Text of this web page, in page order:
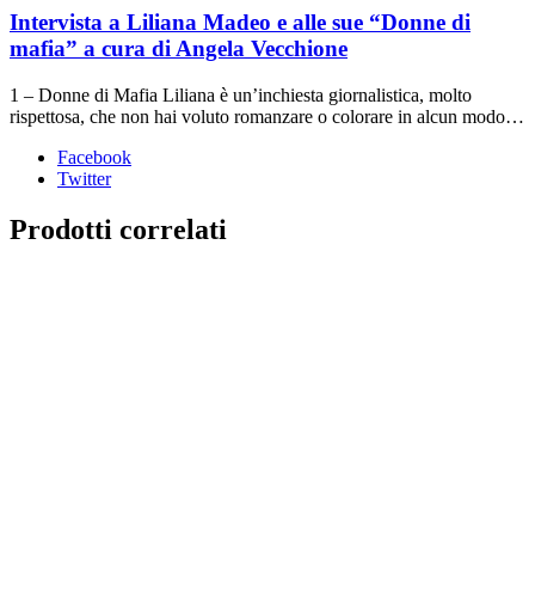
Intervista a Liliana Madeo e alle sue “Donne di
mafia” a cura di Angela Vecchione
1 – Donne di Mafia Liliana è un’inchiesta giornalistica, molto
rispettosa, che non hai voluto romanzare o colorare in alcun modo…
Facebook
Twitter
Prodotti correlati